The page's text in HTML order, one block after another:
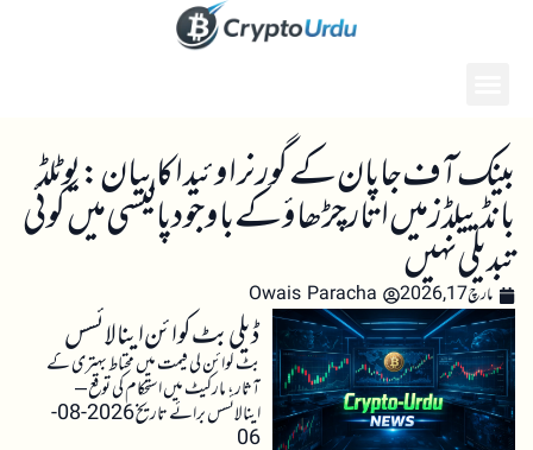
بینک آف جاپان کے گورنر اوئیدا کا بیان: یوٹلڈ
بانڈ ییلڈز میں اتار چڑھاؤ کے باوجود پالیسی میں کوئی
تبدیلی نہیں
مارچ 17, 2026 Owais Paracha
ڈیلی بٹ کوائن اینالائسس
بٹ کوائن کی قیمت میں محتاط بہتری کے
آثار، مارکیٹ میں استحکام کی توقع –
اینالائسس برائے تاریخ 2026-08-
06